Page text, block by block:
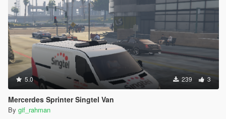
5.0 239 3
Mercerdes Sprinter Singtel Van
By gif_rahman